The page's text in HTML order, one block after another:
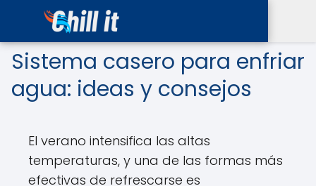
Sistema casero para enfriar
agua: ideas y consejos
El verano intensifica las altas
temperaturas, y una de las formas más
efectivas de refrescarse es